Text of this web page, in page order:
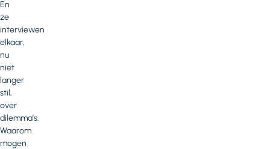
En
ze
interviewen
elkaar,
nu
niet
langer
stil,
over
dilemma’s.
Waarom
mogen